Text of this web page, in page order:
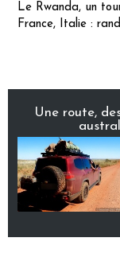
Le Rwanda, un
France, Italie :
Une route,